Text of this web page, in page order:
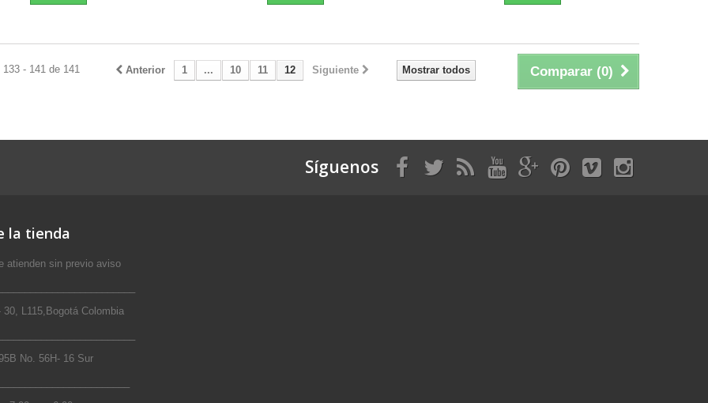
Comparar (0)
Mostrar todos
Anterior 1 ... 10 11 12 Siguiente
- 141 de 141
Síguenos
la tienda
atienden sin previo aviso
L115,Bogotá Colombia
No. 56H- 16 Sur